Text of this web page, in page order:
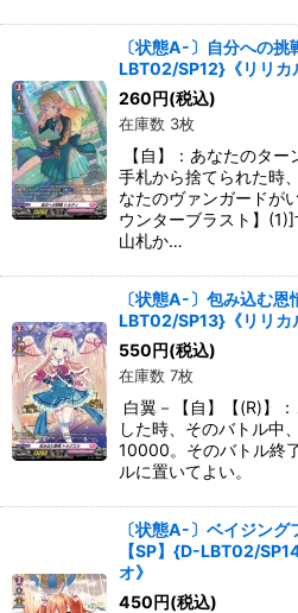
〔状態A-〕自分への
LBT02/SP12}《リリカ
260円(税込)
在庫数 3枚
【自】：あなたのタ
手札から捨てられた時
なたのヴァンガードが
ウンターブラスト】(1)]
山札か…
〔状態A-〕包み込む
LBT02/SP13}《リリカ
550円(税込)
在庫数 7枚
白翼－【自】【(R)】
した時、そのバトル中
10000。そのバトル終
ルに置いてよい。
〔状態A-〕ベイジン
【SP】{D-LBT02/
オ》
450円(税込)